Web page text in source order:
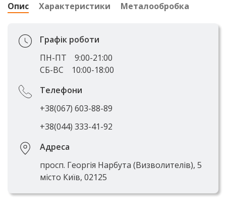
Опис Характеристики Металообробка
Графік роботи
ПН-ПТ
9:00-21:00
СБ-ВС
10:00-18:00
Телефони
+38(067) 603-88-89
+38(044) 333-41-92
Адреса
просп. Георгія Нарбута (Визволителів), 5
місто Київ, 02125